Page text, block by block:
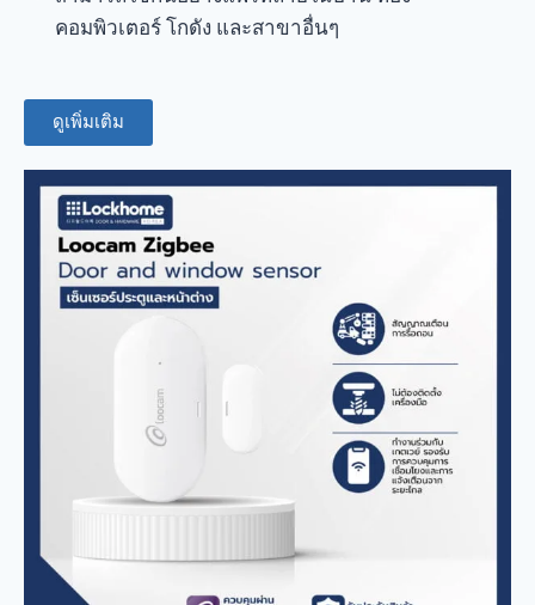
คอมพิวเตอร์ โกดัง และสาขาอื่นๆ
ดูเพิ่มเติม